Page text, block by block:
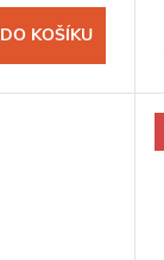
DO KOŠÍKU